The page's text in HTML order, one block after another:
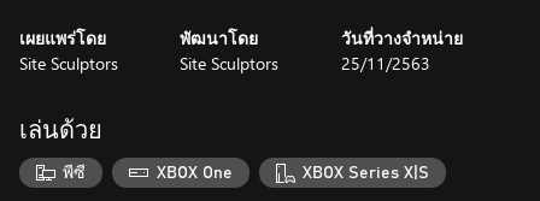
no value and must be removed before the player can continue.
Sometimes selected dice will show a ? until enough dice are
Common scoring combinations are shown in the game on the
right panel, but there too many other scoring combinations to
show them all.
เผยแพร่โดย
Site Sculptors
พัฒนาโดย
Site Sculptors
วันที่วางจำหน่าย
25/11/2563
เล่นด้วย
พีซี XBOX One XBOX Series X|S